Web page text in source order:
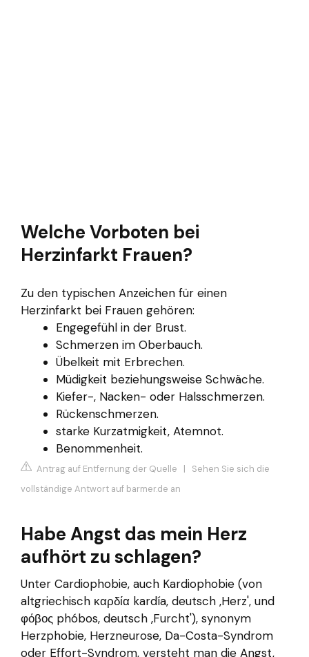
Welche Vorboten bei
Herzinfarkt Frauen?
Zu den typischen Anzeichen für einen
Herzinfarkt bei Frauen gehören:
Engegefühl in der Brust.
Schmerzen im Oberbauch.
Übelkeit mit Erbrechen.
Müdigkeit beziehungsweise Schwäche.
Kiefer-, Nacken- oder Halsschmerzen.
Rückenschmerzen.
starke Kurzatmigkeit, Atemnot.
Benommenheit.
Antrag auf Entfernung der Quelle | Sehen Sie sich die
vollständige Antwort auf barmer.de an
Habe Angst das mein Herz
aufhört zu schlagen?
Unter Cardiophobie, auch Kardiophobie (von
altgriechisch καρδία kardía, deutsch ‚Herz', und
φόβος phóbos, deutsch ‚Furcht'), synonym
Herzphobie, Herzneurose, Da-Costa-Syndrom
oder Effort-Syndrom, versteht man die Angst,